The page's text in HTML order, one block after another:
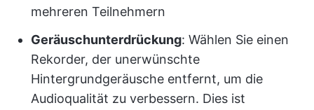
mehreren Teilnehmern
Geräuschunterdrückung: Wählen Sie einen
Rekorder, der unerwünschte
Hintergrundgeräusche entfernt, um die
Audioqualität zu verbessern. Dies ist